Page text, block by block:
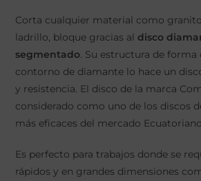
Corta cualquier material como
ladrillo, bloque gracias al disco
segmentado. Su estructura de forma
contorno de diamante lo hace un
y resistencia. El disco de la marca
considerado como uno de los discos
más eficaces del mercado Ecuatoriano.
Es perfecto para trabajos donde se
rápidos y en grandes dimensiones